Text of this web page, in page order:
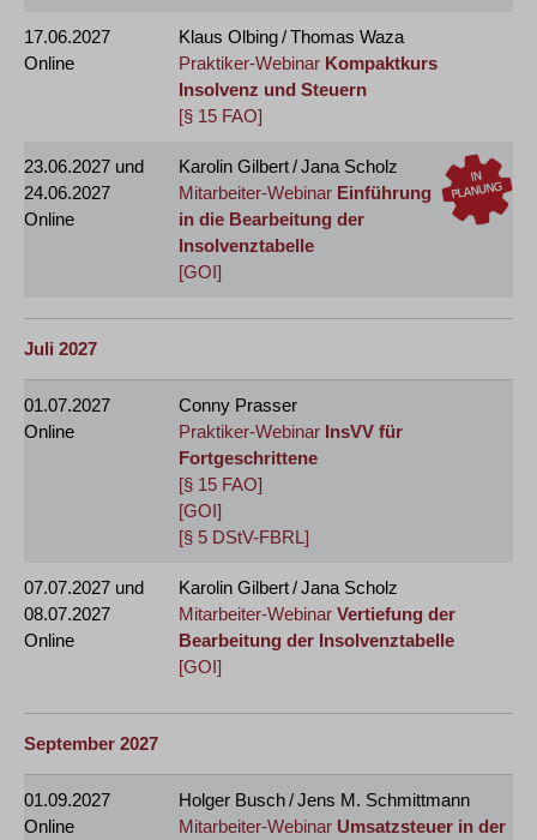
17.06.2027
Online
Klaus Olbing / Thomas Waza
Praktiker-Webinar Kompaktkurs
Insolvenz und Steuern
[§ 15 FAO]
23.06.2027 und
24.06.2027
Online
Karolin Gilbert / Jana Scholz
Mitarbeiter-Webinar Einführung
in die Bearbeitung der
Insolvenztabelle
[GOI]
Juli 2027
01.07.2027
Online
Conny Prasser
Praktiker-Webinar InsVV für
Fortgeschrittene
[§ 15 FAO]
[GOI]
[§ 5 DStV-FBRL]
07.07.2027 und
08.07.2027
Online
Karolin Gilbert / Jana Scholz
Mitarbeiter-Webinar Vertiefung der
Bearbeitung der Insolvenztabelle
[GOI]
September 2027
01.09.2027
Online
Holger Busch / Jens M. Schmittmann
Mitarbeiter-Webinar Umsatzsteuer in der